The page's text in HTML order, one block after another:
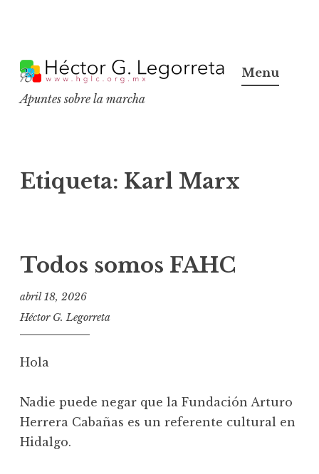
k
p
c
o
n
Apuntes sobre la marcha
Menu
Etiqueta: Karl Marx
Todos somos FAHC
abril 18, 2026
Héctor G. Legorreta
Hola
Nadie puede negar que la Fundación Arturo
Herrera Cabañas es un referente cultural en
Hidalgo.